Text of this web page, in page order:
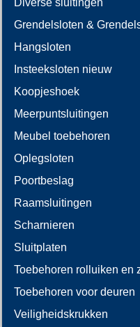
Diverse sluitingen
Grendelsloten &
Hangsloten
Insteeksloten nieuw
Koopjeshoek
Meerpuntsluitingen
Meubel toebehoren
Oplegsloten
Poortbeslag
Raamsluitingen
Scharnieren
Sluitplaten
Toebehoren rolluiken en
Toebehoren voor deuren
Veiligheidskrukken